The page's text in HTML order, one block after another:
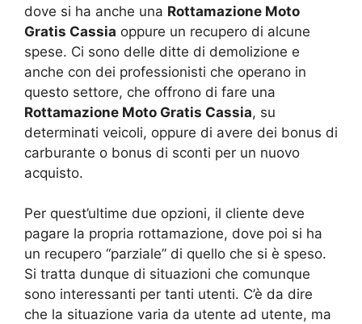
dove si ha anche una Rottamazione Moto
Gratis Cassia oppure un recupero di alcune
spese. Ci sono delle ditte di demolizione e
anche con dei professionisti che operano in
questo settore, che offrono di fare una
Rottamazione Moto Gratis Cassia, su
determinati veicoli, oppure di avere dei bonus di
carburante o bonus di sconti per un nuovo
acquisto.
Per quest’ultime due opzioni, il cliente deve
pagare la propria rottamazione, dove poi si ha
un recupero “parziale” di quello che si è speso.
Si tratta dunque di situazioni che comunque
sono interessanti per tanti utenti. C’è da dire
che la situazione varia da utente ad utente, ma